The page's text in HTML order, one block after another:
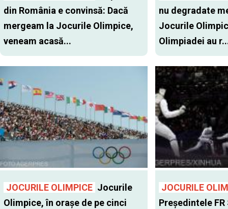
din România e convinsă: Dacă
mergeam la Jocurile Olimpice,
veneam acasă...
nu degradate
Jocurile
Olimpiadei au
JOCURILE OLIMPICE Jocurile
Olimpice, în oraşe de pe cinci
JOCURILE
Preşedintele